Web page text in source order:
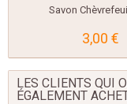
Savon
3,00 €
LES CLIENTS QUI
ÉGALEMENT